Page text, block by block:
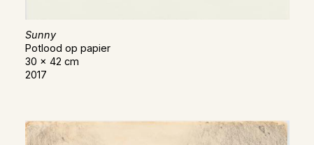
Sunny
Potlood op papier
30 x 42 cm
2017